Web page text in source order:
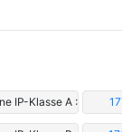
IP-Klasse A :